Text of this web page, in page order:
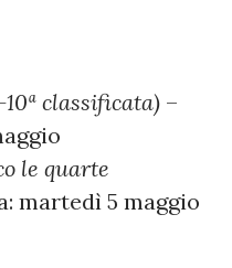
classificata) –
le quarte
martedì 5 maggio